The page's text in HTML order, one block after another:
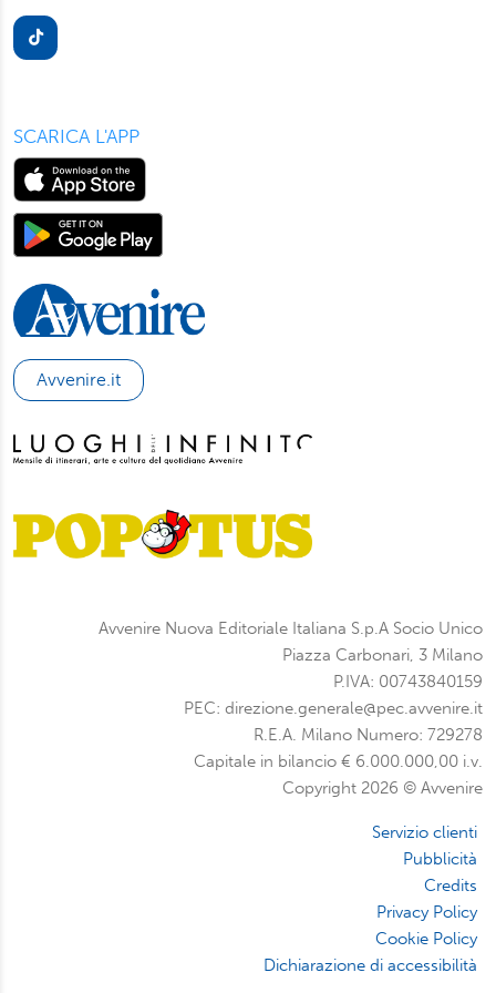
presente in ogni pagina del nostro sito. Per maggior
informazioni sul trattamento dei suoi dati visiti la nostra
SCARICA L'APP
Avvenire.it
Avvenire Nuova Editoriale Italiana S.p.A Socio Unico
Piazza Carbonari, 3 Milano
P.IVA: 00743840159
PEC: direzione.generale@pec.avvenire.it
R.E.A. Milano Numero: 729278
Capitale in bilancio € 6.000.000,00 i.v.
Copyright 2026 © Avvenire
Servizio clienti
Pubblicità
Credits
Privacy Policy
Cookie Policy
Dichiarazione di accessibilità